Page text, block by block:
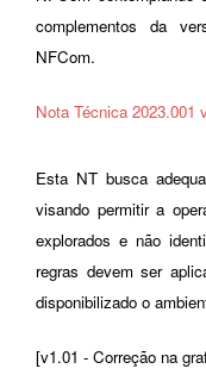
complementos da
NFCom.
Nota Técnica 2023.001
Esta NT busca
visando permitir a
explorados e não
regras devem ser
disponibilizado o
[v1.01 - Correção na